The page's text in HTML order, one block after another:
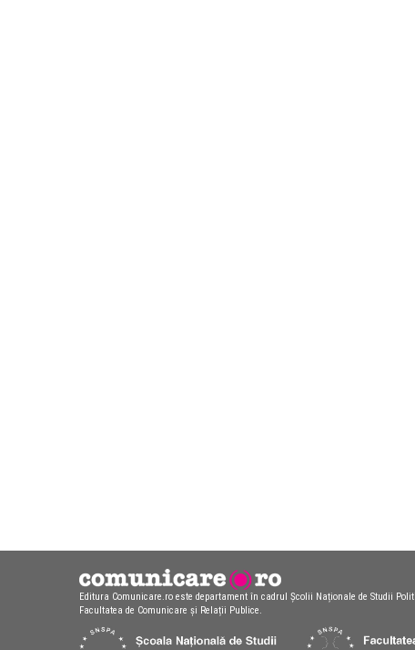
Editura Comunicare.ro este departament în cadrul Școlii Naționale de Studii
Facultatea de Comunicare și Relații Publice.